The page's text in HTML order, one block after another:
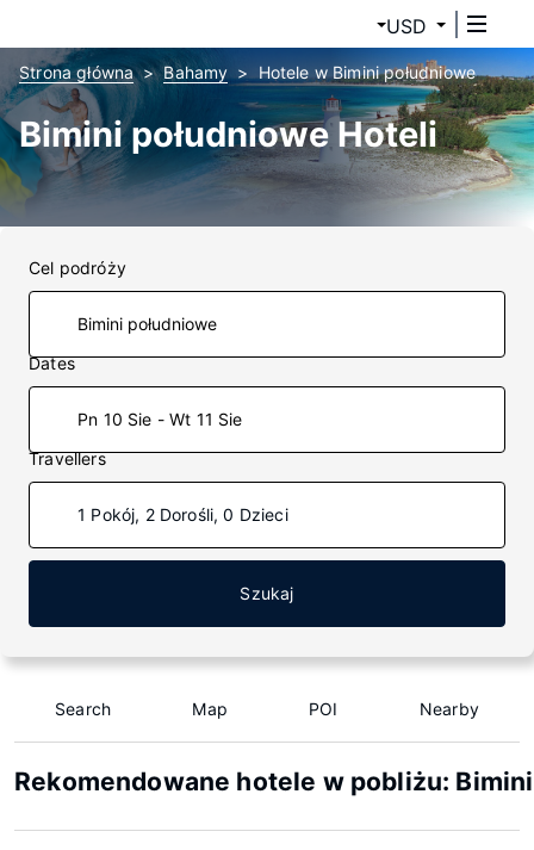
USD
Strona główna Bahamy Hotele w Bimini południowe
Bimini południowe Hoteli
Cel podróży
Dates
Pn 10 Sie - Wt 11 Sie
Travellers
1 Pokój, 2 Dorośli, 0 Dzieci
Szukaj
Search Map POI Nearby
Rekomendowane hotele w pobliżu: